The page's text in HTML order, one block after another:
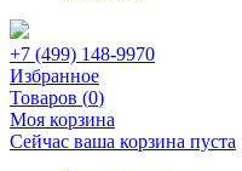
+7 (499) 148-9970
Избранное
Товаров (0)
Моя корзина
Сейчас ваша корзина пуста